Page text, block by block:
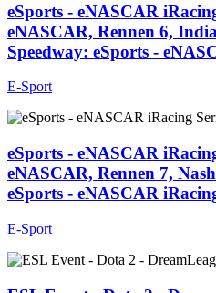
eSports - eNASCAR
eNASCAR, Rennen 6,
Speedway: eSports -
E-Sport
eSports - eNASCAR
eNASCAR, Rennen 7,
eSports - eNASCAR
E-Sport